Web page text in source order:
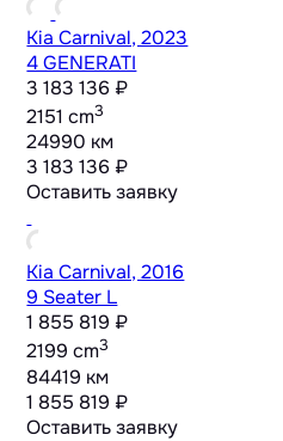
Kia Carnival, 2023
4 GENERATI
3 183 136 ₽
2151 cm3
24990 км
3 183 136 ₽
Оставить заявку
Kia Carnival, 2016
9 Seater L
1 855 819 ₽
2199 cm3
84419 км
1 855 819 ₽
Оставить заявку